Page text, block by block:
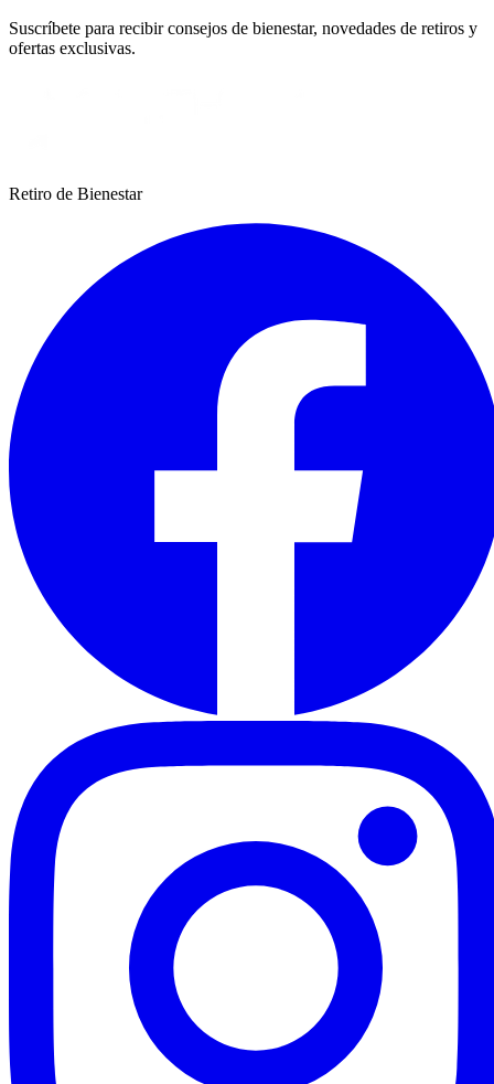
Suscríbete para recibir consejos de bienestar, novedades de retiros y
ofertas exclusivas.
Retiro de Bienestar